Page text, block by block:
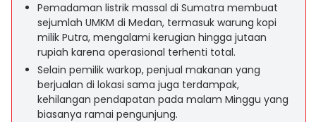
Pemadaman listrik massal di Sumatra membuat
sejumlah UMKM di Medan, termasuk warung kopi
milik Putra, mengalami kerugian hingga jutaan
rupiah karena operasional terhenti total.
Selain pemilik warkop, penjual makanan yang
berjualan di lokasi sama juga terdampak,
kehilangan pendapatan pada malam Minggu yang
biasanya ramai pengunjung.